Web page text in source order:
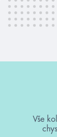
Vše